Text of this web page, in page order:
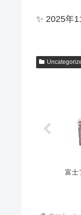
✨ 2025年
富士